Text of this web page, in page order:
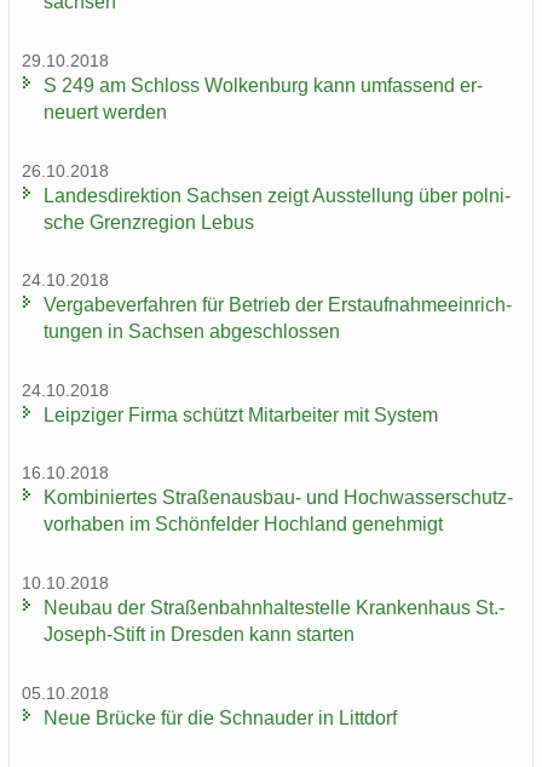
29.10.2018
S 249 am Schloss Wol­ken­burg kann um­fas­send er­
neu­ert wer­den
26.10.2018
Lan­des­di­rek­ti­on Sach­sen zeigt Aus­stel­lung über pol­ni­
sche Grenz­re­gi­on Lebus
24.10.2018
Ver­ga­be­ver­fah­ren für Be­trieb der Erst­auf­nah­me­ein­rich­
tun­gen in Sach­sen ab­ge­schlos­sen
24.10.2018
Leip­zi­ger Firma schützt Mit­ar­bei­ter mit Sys­tem
16.10.2018
Kom­bi­nier­tes Straßenausbau-​ und Hoch­was­ser­schutz­
vor­ha­ben im Schön­fel­der Hoch­land ge­neh­migt
10.10.2018
Neu­bau der Stra­ßen­bahn­hal­te­stel­le Kran­ken­haus St.-​
Joseph-Stift in Dres­den kann star­ten
05.10.2018
Neue Brü­cke für die Schnau­der in Litt­dorf